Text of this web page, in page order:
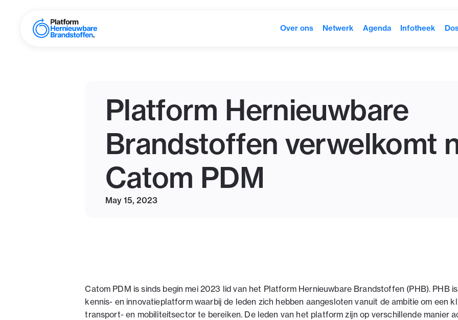
Over ons Netwerk Agenda Infotheek
Platform Hernieuwbare
Brandstoffen verwelkomt
Catom PDM
May 15, 2023
Catom PDM is sinds begin mei 2023 lid van het Platform Hernieuwbare Brandstoffen (PHB). PHB
kennis- en innovatieplatform waarbij de leden zich hebben aangesloten vanuit de ambitie om een
transport- en mobiliteitsector te bereiken. De leden van het platform zijn op verschillende manier